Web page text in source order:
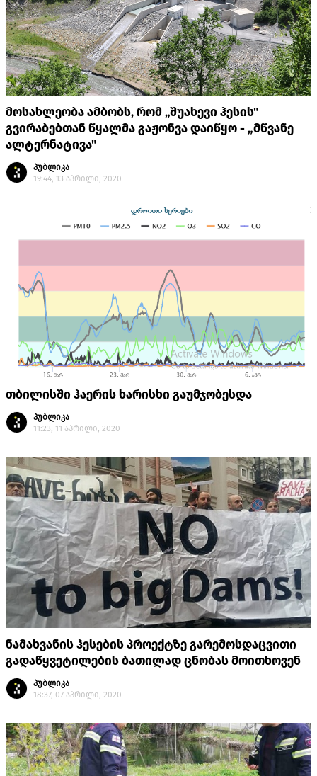
მოსახლეობა ამბობს, რომ „შუახევი ჰესის"
გვირაბებთან წყალმა გაჟონვა დაიწყო - „მწვანე
ალტერნატივა"
პუბლიკა
19:44, 13 აპრილი, 2020
თბილისში ჰაერის ხარისხი გაუმჯობესდა
პუბლიკა
11:23, 11 აპრილი, 2020
ნამახვანის ჰესების პროექტზე გარემოსდაცვითი
გადაწყვეტილების ბათილად ცნობას მოითხოვენ
პუბლიკა
18:37, 07 აპრილი, 2020